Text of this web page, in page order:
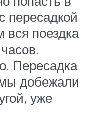
пересадкой
поездка
Пересадка
добежали
уже